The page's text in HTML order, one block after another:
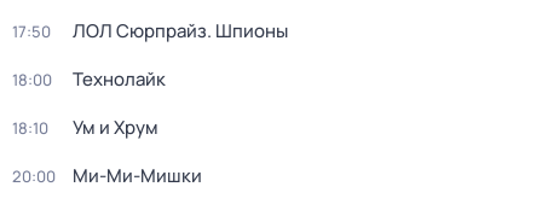
17:50 ЛОЛ Сюрпрайз. Шпионы
18:00 Технолайк
18:10 Ум и Хрум
20:00 Ми-Ми-Мишки